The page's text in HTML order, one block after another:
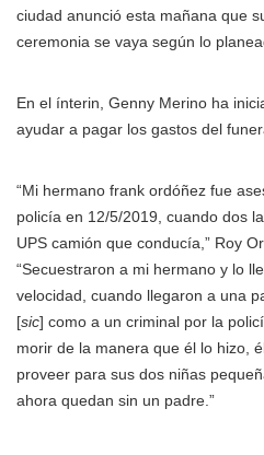
ciudad anunció esta mañana que
ceremonia se vaya según lo
En el ínterin, Genny Merino ha
ayudar a pagar los gastos del
“Mi hermano frank ordóñez fue
policía en 12/5/2019, cuando dos
UPS camión que conducía,” Roy
“Secuestraron a mi hermano y lo
velocidad, cuando llegaron a una
[sic] como a un criminal por la
morir de la manera que él lo hizo,
proveer para sus dos niñas
ahora quedan sin un padre.”